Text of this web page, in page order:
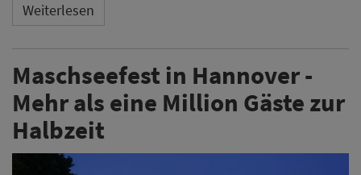
Weiterlesen
Maschseefest in Hannover -
Mehr als eine Million Gäste zur
Halbzeit